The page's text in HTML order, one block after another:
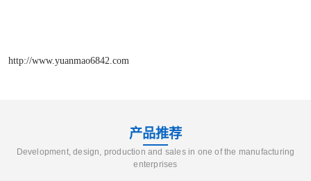
http://www.yuanmao6842.com
产品推荐
Development, design, production and sales in one of the manufacturing
enterprises